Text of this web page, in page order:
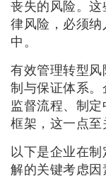
丧失的风险。
律风险，必须纳
中。
有效管理转型风
制与保证体系。
监督流程、制定
框架，这一点至
以下是企业在
解的关键考虑因